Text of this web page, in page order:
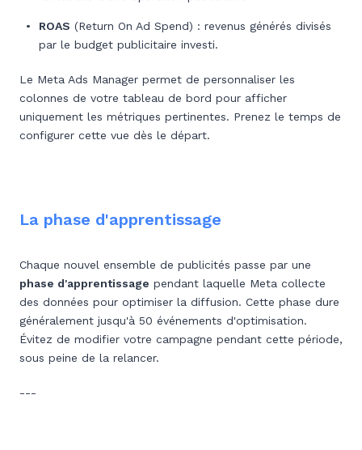
ROAS (Return On Ad Spend) : revenus générés divisés
par le budget publicitaire investi.
Le Meta Ads Manager permet de personnaliser les
colonnes de votre tableau de bord pour afficher
uniquement les métriques pertinentes. Prenez le temps de
configurer cette vue dès le départ.
La phase d'apprentissage
Chaque nouvel ensemble de publicités passe par une
phase d'apprentissage pendant laquelle Meta collecte
des données pour optimiser la diffusion. Cette phase dure
généralement jusqu'à 50 événements d'optimisation.
Évitez de modifier votre campagne pendant cette période,
sous peine de la relancer.
---